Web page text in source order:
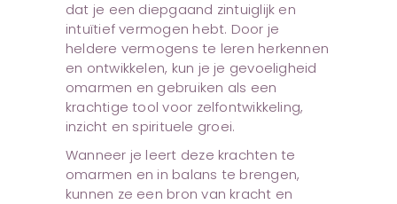
dat je een diepgaand zintuiglijk en
intuïtief vermogen hebt. Door je
heldere vermogens te leren herkennen
en ontwikkelen, kun je je gevoeligheid
omarmen en gebruiken als een
krachtige tool voor zelfontwikkeling,
inzicht en spirituele groei.
Wanneer je leert deze krachten te
omarmen en in balans te brengen,
kunnen ze een bron van kracht en